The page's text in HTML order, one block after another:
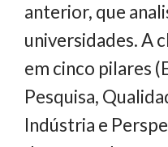
anterior, que
universidades. A
em cinco pilares
Pesquisa,
Indústria e